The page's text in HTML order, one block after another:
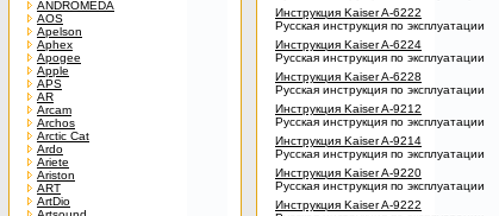
ANDROMEDA
AOS
Apelson
Aphex
Apogee
Apple
APS
AR
Arcam
Archos
Arctic Cat
Ardo
Ariete
Ariston
ART
ArtDio
Инструкция Kaiser A-6222
Русская инструкция по эксплуатации
Инструкция Kaiser A-6224
Русская инструкция по эксплуатации
Инструкция Kaiser A-6228
Русская инструкция по эксплуатации
Инструкция Kaiser A-9212
Русская инструкция по эксплуатации
Инструкция Kaiser A-9214
Русская инструкция по эксплуатации
Инструкция Kaiser A-9220
Русская инструкция по эксплуатации
Инструкция Kaiser A-9222